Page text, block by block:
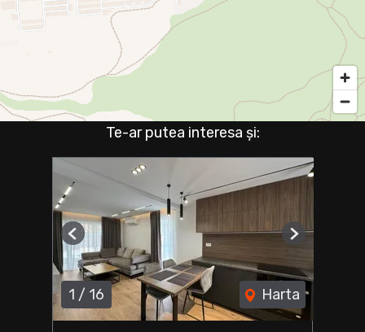
Te-ar putea interesa și:
1 / 16 Harta
Previous Next